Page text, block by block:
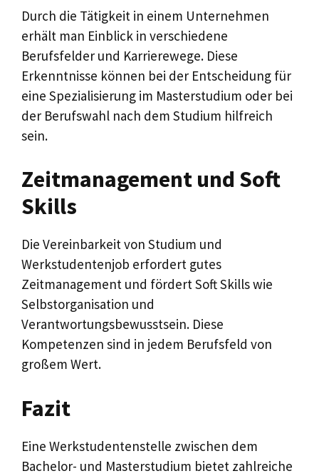
Durch die Tätigkeit in einem Unternehmen
erhält man Einblick in verschiedene
Berufsfelder und Karrierewege. Diese
Erkenntnisse können bei der Entscheidung für
eine Spezialisierung im Masterstudium oder bei
der Berufswahl nach dem Studium hilfreich
sein.
Zeitmanagement und Soft
Skills
Die Vereinbarkeit von Studium und
Werkstudentenjob erfordert gutes
Zeitmanagement und fördert Soft Skills wie
Selbstorganisation und
Verantwortungsbewusstsein. Diese
Kompetenzen sind in jedem Berufsfeld von
großem Wert.
Fazit
Eine Werkstudentenstelle zwischen dem
Bachelor- und Masterstudium bietet zahlreiche